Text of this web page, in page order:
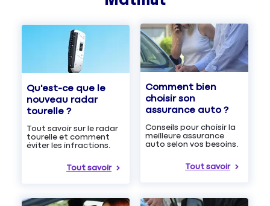
Qu'est-ce que le
nouveau radar
tourelle ?
Tout savoir sur le radar
tourelle et comment
éviter les infractions.
Tout savoir
Comment bien
choisir son
assurance auto ?
Conseils pour choisir la
meilleure assurance
auto selon vos besoins.
Tout savoir